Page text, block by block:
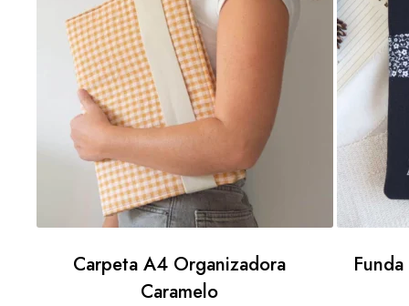
Carpeta A4 Organizadora
Caramelo